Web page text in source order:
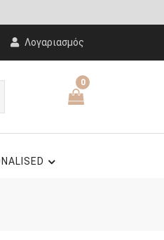
Λογαριασμός
0